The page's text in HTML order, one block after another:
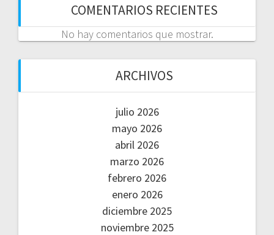
COMENTARIOS RECIENTES
No hay comentarios que mostrar.
ARCHIVOS
julio 2026
mayo 2026
abril 2026
marzo 2026
febrero 2026
enero 2026
diciembre 2025
noviembre 2025